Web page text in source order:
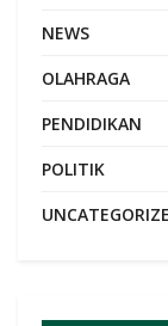
NEWS
OLAHRAGA
PENDIDIKAN
POLITIK